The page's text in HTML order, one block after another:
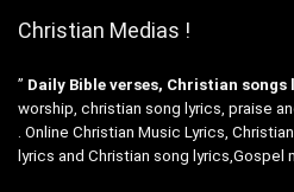
Christian Medias !
” Daily Bible verses, Christian
worship, christian song lyrics, praise
. Online Christian Music Lyrics,
lyrics and Christian song lyrics,Gospel